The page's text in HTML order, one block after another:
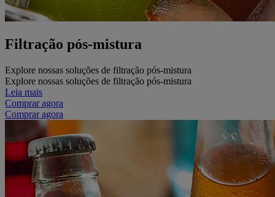
Filtração pós-mistura
Explore nossas soluções de filtração pós-mistura
Explore nossas soluções de filtração pós-mistura
Leia mais
Comprar agora
Comprar agora